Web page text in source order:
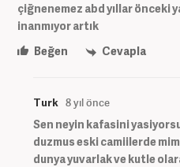
çiğnenemez abd yıllar önceki
inanmıyor artık
Beğen
Cevapla
Turk 8 yıl önce
Sen neyin kafasini
duzmus eski camiilerde
dunya yuvarlak ve kutle